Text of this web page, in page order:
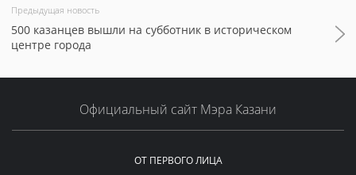
Предыдущая новость
500 казанцев вышли на субботник в историческом
центре города
Официальный сайт Мэра Казани
ОТ ПЕРВОГО ЛИЦА